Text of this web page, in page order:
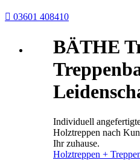
 03601 408410
BÄTHE
Individuell
Holztreppen nach
Ihr zuhause.
Holztreppen +